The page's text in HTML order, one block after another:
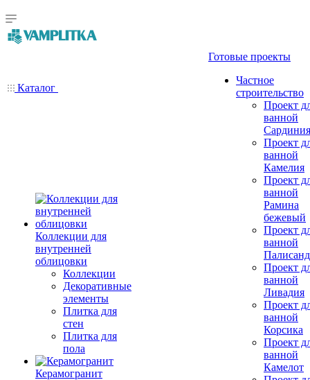
Каталог
Коллекции для
внутренней
облицовки
Коллекции
Декоративные
элементы
Плитка для
стен
Плитка для
пола
Керамогранит
Готовые проекты
Частное
строительство
Проект
ванной
Сардиния
Проект
ванной
Камелия
Проект
ванной
Рамина
бежевый
Проект
ванной
Проект
ванной
Ливадия
Проект
ванной
Корсика
Проект
ванной
Камелот